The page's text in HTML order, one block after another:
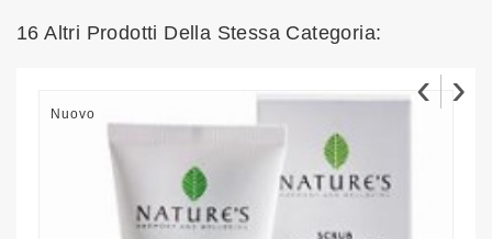
16 Altri Prodotti Della Stessa Categoria:
Nuovo
‹ ›